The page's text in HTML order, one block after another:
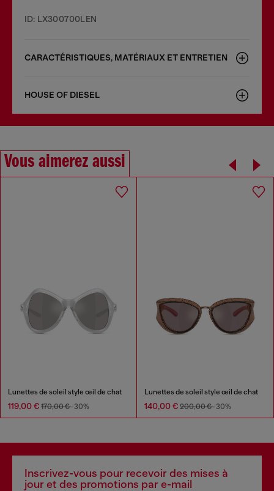
ID: LX300700LEN
CARACTÉRISTIQUES, MATÉRIAUX ET ENTRETIEN
HOUSE OF DIESEL
Vous aimerez aussi
Lunettes de soleil style œil de chat
119,00 € 170,00 €-30%
Lunettes de soleil style œil de chat
140,00 € 200,00 €-30%
Inscrivez-vous pour recevoir des mises à
jour et des promotions par e-mail